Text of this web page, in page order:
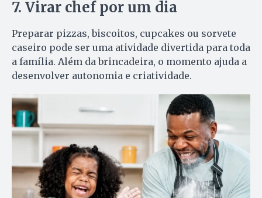
7. Virar chef por um dia
Preparar pizzas, biscoitos, cupcakes ou sorvete
caseiro pode ser uma atividade divertida para toda
a família. Além da brincadeira, o momento ajuda a
desenvolver autonomia e criatividade.